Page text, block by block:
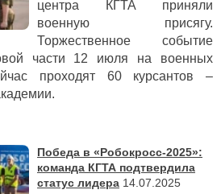
центра КГТА приняли
военную присягу.
Торжественное событие
части 12 июля на военных
проходят 60 курсантов –
Победа в «Робокросс-2025»:
команда КГТА подтвердила
статус лидера 14.07.2025